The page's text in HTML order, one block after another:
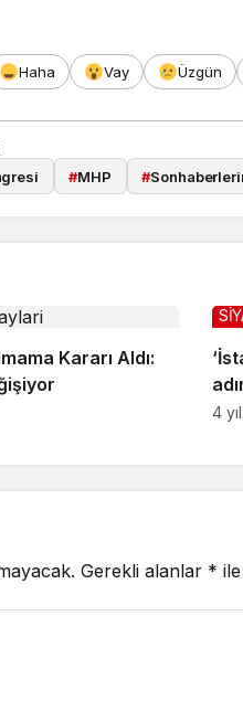
Haha Vay Üzgün
#MHP #
Kararı Aldı:
4
Gerekli alanlar *